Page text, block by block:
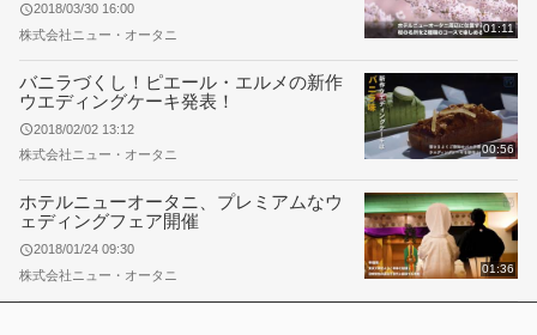
01:11
2018/03/30 16:00
株式会社ニュー・オータニ
00:56
バニラづくし！ピエール・エルメの新作
ウエディングケーキ発表！
2018/02/02 13:12
株式会社ニュー・オータニ
01:36
ホテルニューオータニ、プレミアムなウ
ェディングフェア開催
2018/01/24 09:30
株式会社ニュー・オータニ